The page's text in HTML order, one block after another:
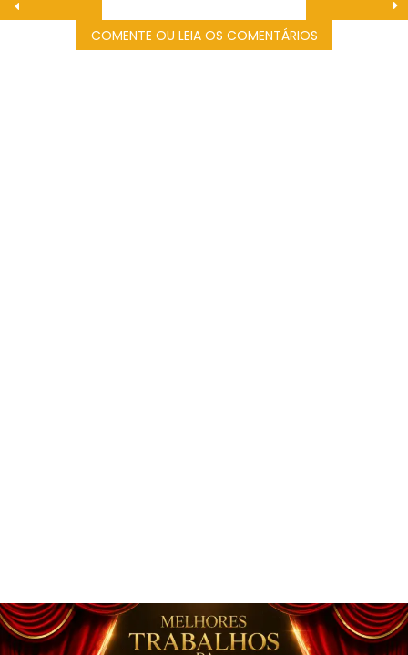
COMENTE OU LEIA OS COMENTÁRIOS